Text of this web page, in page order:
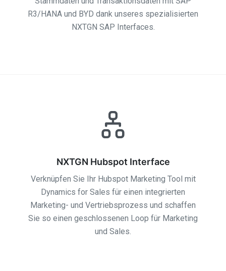
R3/HANA und BYD dank unseres spezialisierten
NXTGN SAP Interfaces.
NXTGN Hubspot Interface
Verknüpfen Sie Ihr Hubspot Marketing Tool mit
Dynamics for Sales für einen integrierten
Marketing- und Vertriebsprozess und schaffen
Sie so einen geschlossenen Loop für Marketing
und Sales.